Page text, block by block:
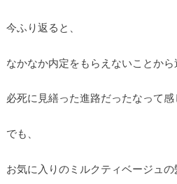
今ふり返ると、
なかなか内定をもらえないことから
必死に見繕った進路だったなって感
でも、
お気に入りのミルクティベージュの